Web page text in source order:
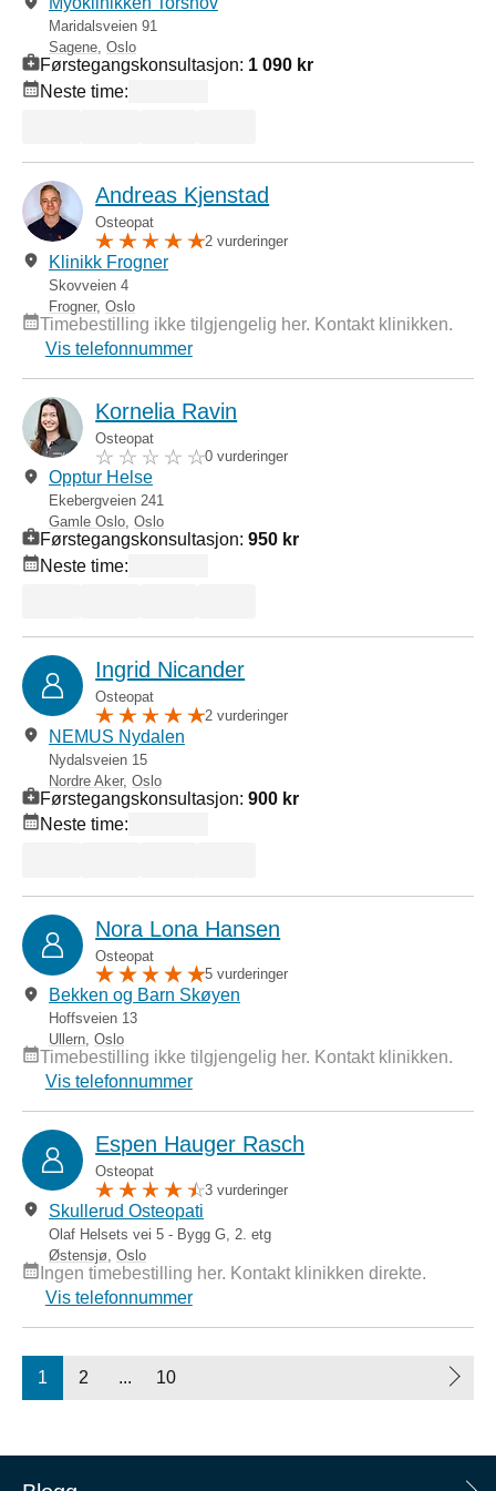
Maridalsveien 91
Sagene, Oslo
Førstegangskonsultasjon: 1 090 kr
Neste time:
Andreas Kjenstad
Osteopat
2 vurderinger
Klinikk Frogner
Skovveien 4
Frogner, Oslo
Timebestilling ikke tilgjengelig her. Kontakt klinikken.
Vis telefonnummer
Kornelia Ravin
Osteopat
0 vurderinger
Opptur Helse
Ekebergveien 241
Gamle Oslo, Oslo
Førstegangskonsultasjon: 950 kr
Neste time:
Ingrid Nicander
Osteopat
2 vurderinger
NEMUS Nydalen
Nydalsveien 15
Nordre Aker, Oslo
Førstegangskonsultasjon: 900 kr
Neste time:
Nora Lona Hansen
Osteopat
5 vurderinger
Bekken og Barn Skøyen
Hoffsveien 13
Ullern, Oslo
Timebestilling ikke tilgjengelig her. Kontakt klinikken.
Vis telefonnummer
Espen Hauger Rasch
Osteopat
3 vurderinger
Skullerud Osteopati
Olaf Helsets vei 5 - Bygg G, 2. etg
Østensjø Oslo
Ingen timebestilling her. Kontakt klinikken direkte.
Vis telefonnummer
1 2 ... 10